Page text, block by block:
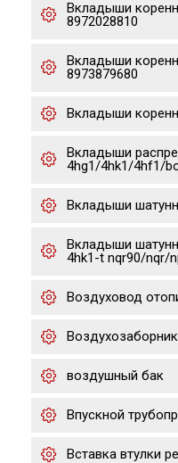
Вкладыши
8972028810
Вкладыши
8973879680
Вкладыши
Вкладыши
4hg1/4hk1/4hf1/
Вкладыши
Вкладыши
4hk1-t nqr90/nqr/
Воздуховод
Воздухозаборник
воздушный бак
Впускной
Вставка втулки